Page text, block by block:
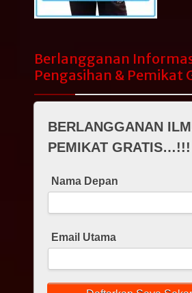
Berlangganan
Pengasihan & Pemikat
BERLANGGANAN
PEMIKAT GRATIS…!!!
Nama Depan
Email Utama